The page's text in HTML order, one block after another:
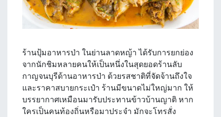
ร้านปุ้มอาหารป่า ในย่านลาดหญ้า ได้รับการยกย่อง
จากนักชิมหลายคนให้เป็นหนึ่งในสุดยอดร้านลับ
กาญจนบุรีด้านอาหารป่า ด้วยรสชาติที่จัดจ้านถึงใจ
และราคาสบายกระเป๋า ร้านมีขนาดไม่ใหญ่มาก ให้
บรรยากาศเหมือนมารับประทานข้าวบ้านญาติ หาก
ใครเป็นคนท้องถิ่นหรือมาประจำ มักจะโทรสั่ง